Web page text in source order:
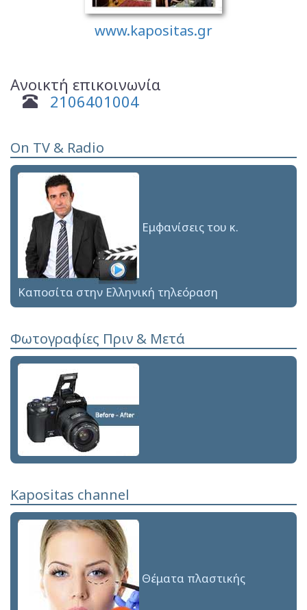
www.kapositas.gr
Ανοικτή επικοινωνία
2106401004
On TV & Radio
Εμφανίσεις του κ.
Καποσίτα στην Ελληνική τηλεόραση
Φωτογραφίες Πριν & Μετά
Kapositas channel
Θέματα πλαστικής